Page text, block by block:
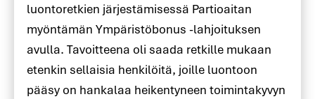
luontoretkien järjestämisessä Partioaitan
myöntämän Ympäristöbonus -lahjoituksen
avulla. Tavoitteena oli saada retkille mukaan
etenkin sellaisia henkilöitä, joille luontoon
pääsy on hankalaa heikentyneen toimintakyvyn